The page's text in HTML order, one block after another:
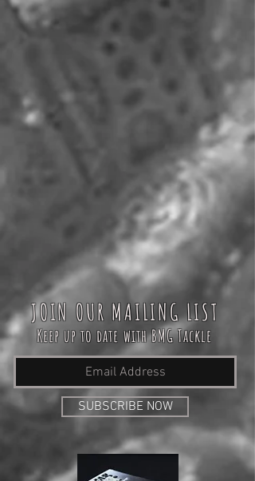
JOIN OUR MAILING LIST
Keep up to date with BMG Tackle
SUBSCRIBE NOW